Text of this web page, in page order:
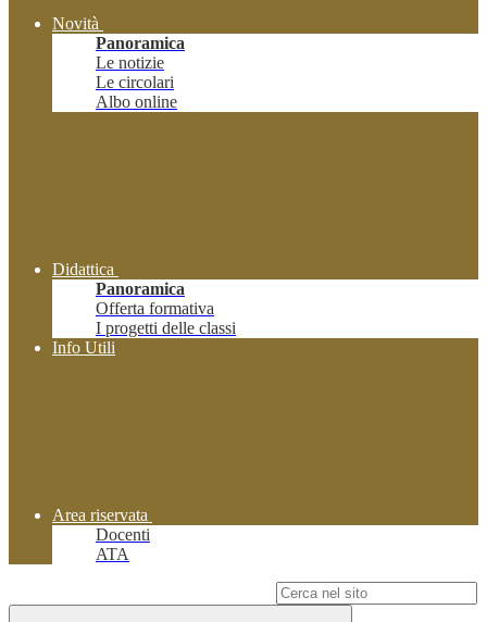
Novità
Panoramica
Le notizie
Le circolari
Albo online
Didattica
Panoramica
Offerta formativa
I progetti delle classi
Info Utili
Area riservata
Docenti
ATA